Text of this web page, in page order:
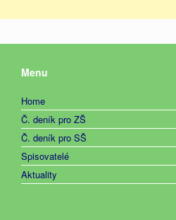
Menu
Home
Č. deník pro ZŠ
Č. deník pro SŠ
Spisovatelé
Aktuality